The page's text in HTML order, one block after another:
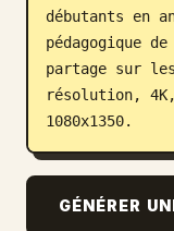
débutants en
pédagogique
partage sur
résolution,
1080x1350.
GÉNÉRER